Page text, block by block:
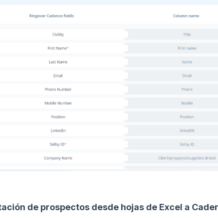
de prospectos desde hojas de Excel a